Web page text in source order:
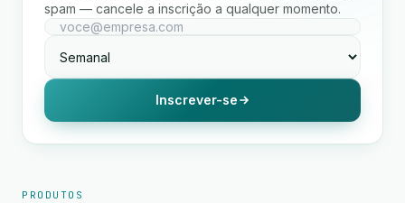
spam — cancele a inscrição a qualquer momento.
Inscrever-se
PRODUTOS